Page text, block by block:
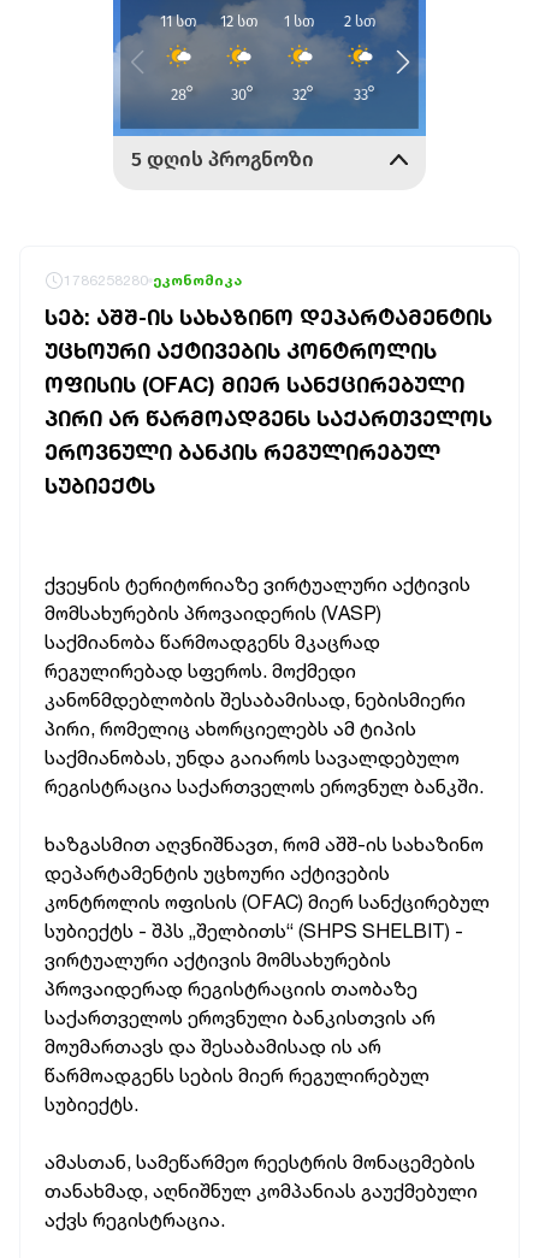
1786258280 ეკონომიკა
ᲡᲔᲑ: ᲐᲨᲨ-ᲘᲡ ᲡᲐᲮᲐᲖᲘᲜᲝ ᲓᲔᲞᲐᲠᲢᲐᲛᲔᲜᲢᲘᲡ
ᲣᲪᲮᲝᲣᲠᲘ ᲐᲥᲢᲘᲕᲔᲑᲘᲡ ᲙᲝᲜᲢᲠᲝᲚᲘᲡ
ᲝᲤᲘᲡᲘᲡ (OFAC) ᲛᲘᲔᲠ ᲡᲐᲜᲥᲪᲘᲠᲔᲑᲣᲚᲘ
ᲞᲘᲠᲘ ᲐᲠ ᲬᲐᲠᲛᲝᲐᲓᲒᲔᲜᲡ ᲡᲐᲥᲐᲠᲗᲕᲔᲚᲝᲡ
ᲔᲠᲝᲕᲜᲣᲚᲘ ᲑᲐᲜᲙᲘᲡ ᲠᲔᲒᲣᲚᲘᲠᲔᲑᲣᲚ
ᲡᲣᲑᲘᲔᲥᲢᲡ
ქვეყნის ტერიტორიაზე ვირტუალური აქტივის
მომსახურების პროვაიდერის (VASP)
საქმიანობა წარმოადგენს მკაცრად
რეგულირებად სფეროს. მოქმედი
კანონმდებლობის შესაბამისად, ნებისმიერი
პირი, რომელიც ახორციელებს ამ ტიპის
საქმიანობას, უნდა გაიაროს სავალდებულო
რეგისტრაცია საქართველოს ეროვნულ ბანკში.
ხაზგასმით აღვნიშნავთ, რომ აშშ-ის სახაზინო
დეპარტამენტის უცხოური აქტივების
კონტროლის ოფისის (OFAC) მიერ სანქცირებულ
სუბიექტს - შპს „შელბითს“ (SHPS SHELBIT) -
ვირტუალური აქტივის მომსახურების
პროვაიდერად რეგისტრაციის თაობაზე
საქართველოს ეროვნული ბანკისთვის არ
მოუმართავს და შესაბამისად ის არ
წარმოადგენს სების მიერ რეგულირებულ
სუბიექტს.
ამასთან, სამეწარმეო რეესტრის მონაცემების
თანახმად, აღნიშნულ კომპანიას გაუქმებული
აქვს რეგისტრაცია.